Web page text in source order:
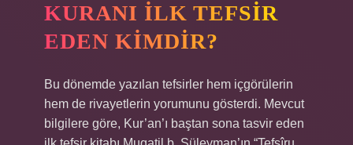
KURANI ILK TEFSIR
EDEN KIMDIR?
Bu dönemde yazılan tefsirler hem içgörülerin
hem de rivayetlerin yorumunu gösterdi. Mevcut
bilgilere göre, Kur’an’ı baştan sona tasvir eden